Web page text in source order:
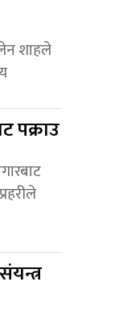
शाहले
पक्राउ